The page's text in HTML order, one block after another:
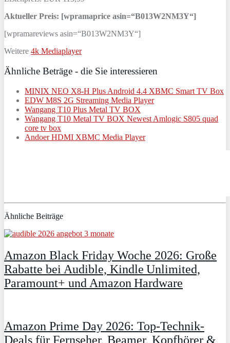
Aktueller Preis: [wpramaprice asin=“B013W2NM3Y“]
[wpramareviews asin=“B013W2NM3Y“]
Weitere 4k Mediaplayer
Ähnliche Beträge - die Sie interessieren
MINIX NEO X8-H Plus Android 4.4 XBMC Smart TV Box
EDW M8S 2G Streaming Media Player
Wangang T10 Plus Metal TV BOX
Wangang T10 Metal TV BOX Newest Amlogic S805 quad
core tv box
Andoer HDMI XBMC Media Player
Ähnliche Beiträge
Amazon Black Friday Woche 2026: Große
Rabatte bei Audible, Kindle Unlimited,
Paramount+ und Amazon Hardware
Amazon Prime Day 2026: Top-Technik-
Deals für Fernseher, Beamer, Kopfhörer &